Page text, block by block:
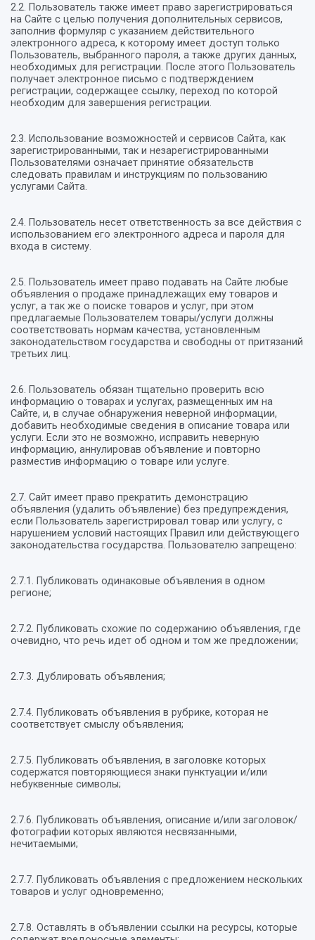
2.2. Пользователь также имеет право зарегистрироваться
на Сайте с целью получения дополнительных сервисов,
заполнив формуляр с указанием действительного
электронного адреса, к которому имеет доступ только
Пользователь, выбранного пароля, а также других данных,
необходимых для регистрации. После этого Пользователь
получает электронное письмо с подтверждением
регистрации, содержащее ссылку, переход по которой
необходим для завершения регистрации.
2.3. Использование возможностей и сервисов Сайта, как
зарегистрированными, так и незарегистрированными
Пользователями означает принятие обязательств
следовать правилам и инструкциям по пользованию
услугами Сайта.
2.4. Пользователь несет ответственность за все действия с
использованием его электронного адреса и пароля для
входа в систему.
2.5. Пользователь имеет право подавать на Сайте любые
объявления о продаже принадлежащих ему товаров и
услуг, а так же о поиске товаров и услуг, при этом
предлагаемые Пользователем товары/услуги должны
соответствовать нормам качества, установленным
законодательством государства и свободны от притязаний
третьих лиц.
2.6. Пользователь обязан тщательно проверить всю
информацию о товарах и услугах, размещенных им на
Сайте, и, в случае обнаружения неверной информации,
добавить необходимые сведения в описание товара или
услуги. Если это не возможно, исправить неверную
информацию, аннулировав объявление и повторно
разместив информацию о товаре или услуге.
2.7. Сайт имеет право прекратить демонстрацию
объявления (удалить объявление) без предупреждения,
если Пользователь зарегистрировал товар или услугу, с
нарушением условий настоящих Правил или действующего
законодательства государства. Пользователю запрещено:
2.7.1. Публиковать одинаковые объявления в одном
регионе;
2.7.2. Публиковать схожие по содержанию объявления, где
очевидно, что речь идет об одном и том же предложении;
2.7.3. Дублировать объявления;
2.7.4. Публиковать объявления в рубрике, которая не
соответствует смыслу объявления;
2.7.5. Публиковать объявления, в заголовке которых
содержатся повторяющиеся знаки пунктуации и/или
небуквенные символы;
2.7.6. Публиковать объявления, описание и/или заголовок/
фотографии которых являются несвязанными,
нечитаемыми;
2.7.7. Публиковать объявления с предложением нескольких
товаров и услуг одновременно;
2.7.8. Оставлять в объявлении ссылки на ресурсы, которые